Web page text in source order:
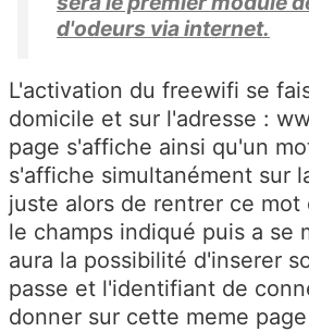
d'odeurs via internet.
L'activation du freewifi se
domicile et sur l'adresse :
page s'affiche ainsi qu'un
s'affiche simultanément sur
juste alors de rentrer ce mot
le champs indiqué puis a se
aura la possibilité d'inserer
passe et l'identifiant de
donner sur cette meme